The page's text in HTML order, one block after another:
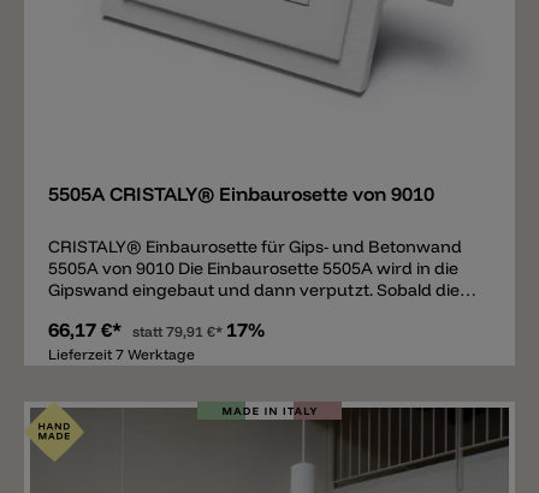
5505A CRISTALY® Einbaurosette von 9010
CRISTALY® Einbaurosette für Gips- und Betonwand
5505A von 9010 Die Einbaurosette 5505A wird in die
Gipswand eingebaut und dann verputzt. Sobald die
entsteht ein nahtloser Übergang (kein sichtbarer
Rand). Für den Einbau in Betonwände wird eine
separat bestellt werden. Die Einbaurosette 5505A
besteht aus CRISTALY®, einem robusten und leichten
Material. Die Einbauroste kann für die Hängeleuchte
5503A und 5503B verwendet werden.
66,17 €* statt79,91 €* 17%
Lieferzeit 7 Werktage